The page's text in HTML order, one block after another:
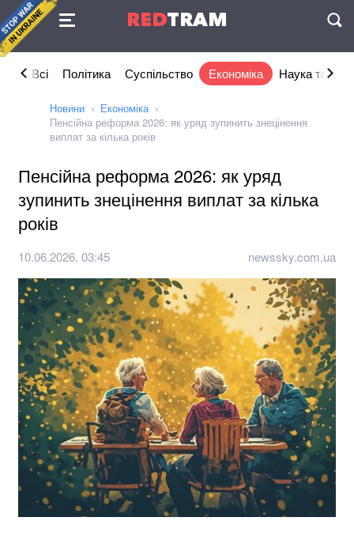
REDTRAM
Угода
Всі Політика Суспільство Економіка Наука та IT
Новини
Економіка
Пенсійна реформа 2026: як уряд зупинить знецінення
виплат за кілька років
Пенсійна реформа 2026: як уряд
зупинить знецінення виплат за кілька
років
10.06.2026, 03:45 newssky.com.ua